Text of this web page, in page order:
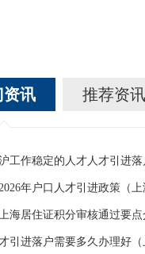
资讯 推荐资讯
引进落户需要多久办理好（